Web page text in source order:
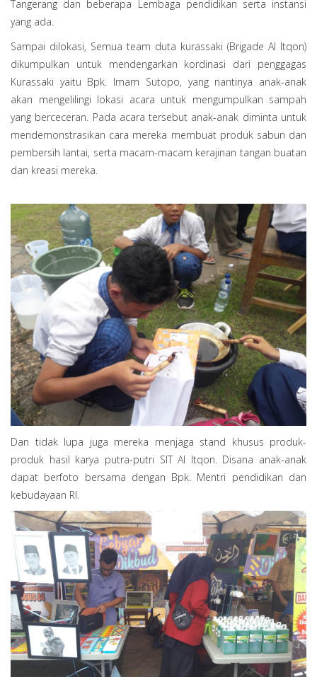
Tangerang dan beberapa Lembaga pendidikan serta instansi
yang ada.
Sampai dilokasi, Semua team duta kurassaki (Brigade Al Itqon)
dikumpulkan untuk mendengarkan kordinasi dari penggagas
Kurassaki yaitu Bpk. Imam Sutopo, yang nantinya anak-anak
akan mengelilingi lokasi acara untuk mengumpulkan sampah
yang berceceran. Pada acara tersebut anak-anak diminta untuk
mendemonstrasikan cara mereka membuat produk sabun dan
pembersih lantai, serta macam-macam kerajinan tangan buatan
dan kreasi mereka.
Dan tidak lupa juga mereka menjaga stand khusus produk-
produk hasil karya putra-putri SIT Al Itqon. Disana anak-anak
dapat berfoto bersama dengan Bpk. Mentri pendidikan dan
kebudayaan RI.